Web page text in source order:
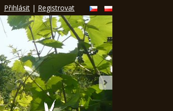
Přihlásit | Registrovat